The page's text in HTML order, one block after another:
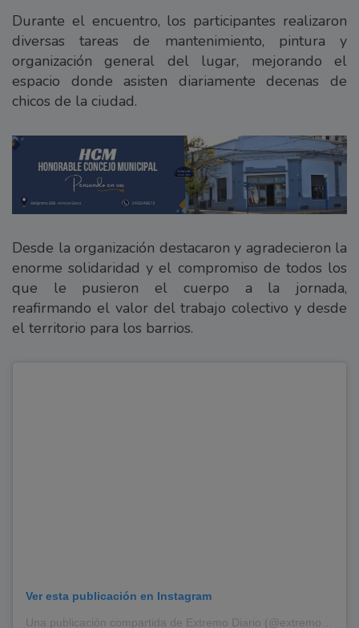
Durante el encuentro, los participantes realizaron
diversas tareas de mantenimiento, pintura y
organización general del lugar, mejorando el
espacio donde asisten diariamente decenas de
chicos de la ciudad.
Desde la organización destacaron y agradecieron la
enorme solidaridad y el compromiso de todos los
que le pusieron el cuerpo a la jornada,
reafirmando el valor del trabajo colectivo y desde
el territorio para los barrios.
Ver esta publicación en Instagram